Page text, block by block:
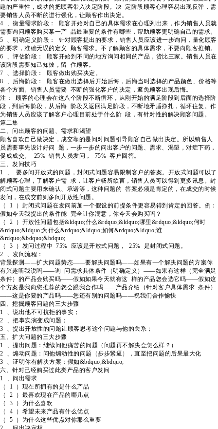
题的严重性，成功的把顾客带入决定阶段。决 定阶段顾客心理容易出现反弹，需
要销售人员不断的进行强化，让顾客作出决定。
4 、衡量需求阶段： 顾客开始对自己的具体需求在心理列出来，作为销售人员就
需要询问顾客购买某一产 品最重要的条件有哪些，帮助顾客更明确自己的需求。
5 、明确定义阶段： 针对顾客提出的要求，销售人员应该进一步询问，量化顾客
的要求，准确无误的定义 顾客需求。不了解顾客的具体需求，不要向顾客推销。
6 、评估阶段： 顾客开始到不同的地方询问相同的产品，货比三家。销售人员在
该阶段需要知己知彼，留 住顾客。
7 、选择阶段： 顾客做出购买决定。
8 、后悔阶段： 顾客在做出选择后开始后悔，后悔当时选择的产品颜色、价格等
各个方面。销售人员需要 不断的强化客户的决定，避免顾客出现后悔。
注： 顾客的心理会在这八个阶段不断循环，从刚开始的满足阶段到后面的选择阶
段，到后悔阶段，从后悔 阶段又返回满足阶段，不断地矛盾挣扎，循环往复。作
为销售人员应该了解客户心理目前处于什么阶 段，有针对性的解决顾客问题。
第二集
二、问出顾客的问题、需求和渴望
顾客喜欢自己做决定，成交靠的是问对问题引导顾客自己做出决定。所以销售人
员需要事先设计好问 题，一步一步的问出客户的问题、需求、渴望，对症下药，
促成成交。 25% 销售人员发问， 75% 客户回答。
三、发问技巧
1 、 要多问开放式的问题，封闭式问题容易限制客户的答案。开放式问题可以了
解顾客心理，了解客户需 求，让客户畅所欲言，销售人员可以得到更多讯息。封
闭式问题主要用来确认、承诺等，这种问题的 答案必须是肯定的，在成交的时候
发问，在成交前则多问开放性问题。
（ 1 ）封闭式问题在发问前加一个假设的前提条件更容易得到肯定的回答。例：
假如今天我提出的条件能 完全让你满意，你今天会购买吗？
（ 2 ）开放性问题包括&ldquo;什么&rdquo;&ldquo;哪里&rdquo;&ldquo;何时
&rdquo;&ldquo;为什么&rdquo;&ldquo;如何&rdquo;&ldquo;谁
&rdquo;&bdquo;&bdquo;
（ 3 ）发问过程中 75% 应该是开放式问题， 25% 是封闭式问题。
2 、发问流程：
背景探测——扩大问题势态——要解决问题吗——如果有一个解决问题的方案你
有兴趣听我说吗——询 问需求具体条件（明确定义）——如果有这样（完全满足
条件）的产品会购买吗——假如如果今天就有这 样的产品您会选它吗——假如这
个方案是我向您推荐的您会跟我合作吗——产品介绍（针对客户具体需求 条件）
——这是你要的产品吗——您还有别的问题吗——祝我们合作愉快
四、挖掘顾客问题的三大步骤
1 、说出他不可抗拒的事实；
2 、把事实演变成问题；
3 、提出开放性的问题让顾客思考这个问题与他的关系；
五、扩大问题的三大步骤
1 、提出问题：继续问他痛苦的问题（问题再不解决会怎么样？）
2 、煽动问题：问他煽动性的问题（步步紧逼），直至把问题的后果最大化
3 、证明你有解决方案：假如&bdquo;&bdquo;
六、针对已经购买过此类产品的客户发问
1 、问出需求
（ 1 ）现在所拥有的是什么产品
（ 2 ）最喜欢现在产品的哪几点
（ 3 ）为什么喜欢
（ 4 ）希望未来产品有什么优点
（ 5 ）为什么这些优点对你那么重要